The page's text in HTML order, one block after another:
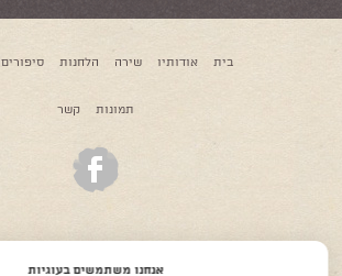
בית אודותיו שירה הלחנות סיפורים
תמונות קשר
אנחנו משתמשים בעוגיות